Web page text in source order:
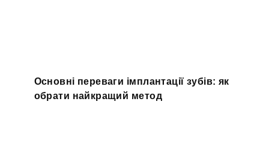
Основні переваги імплантації зубів: як
обрати найкращий метод